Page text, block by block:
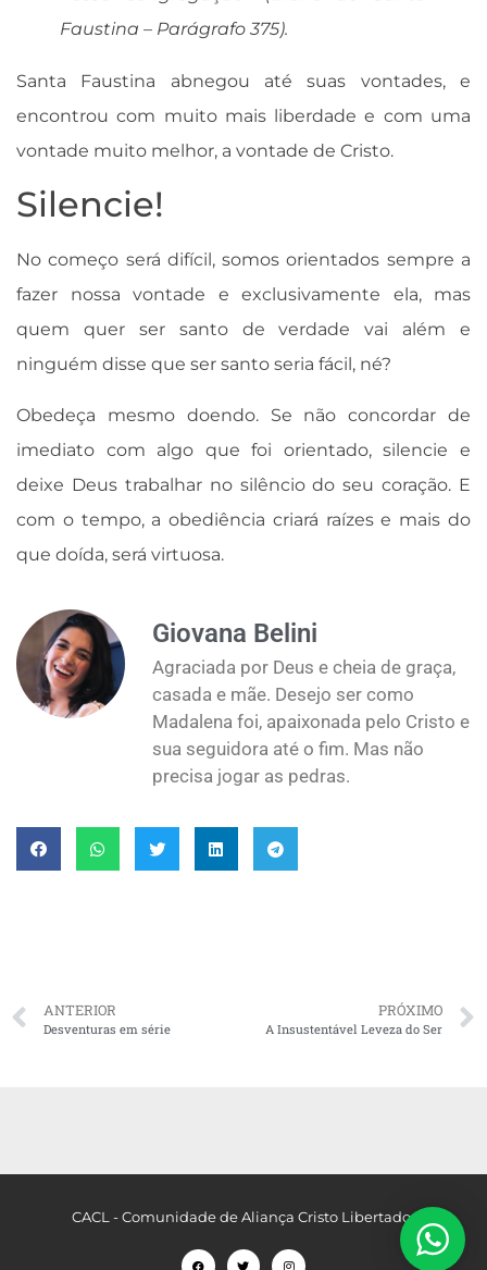
Faustina – Parágrafo 375).
Santa Faustina abnegou até suas vontades, e
encontrou com muito mais liberdade e com uma
vontade muito melhor, a vontade de Cristo.
Silencie!
No começo será difícil, somos orientados sempre a
fazer nossa vontade e exclusivamente ela, mas
quem quer ser santo de verdade vai além e
ninguém disse que ser santo seria fácil, né?
Obedeça mesmo doendo. Se não concordar de
imediato com algo que foi orientado, silencie e
deixe Deus trabalhar no silêncio do seu coração. E
com o tempo, a obediência criará raízes e mais do
que doída, será virtuosa.
Giovana Belini
Agraciada por Deus e cheia de graça,
casada e mãe. Desejo ser como
Madalena foi, apaixonada pelo Cristo e
sua seguidora até o fim. Mas não
precisa jogar as pedras.
ANTERIOR
Desventuras em série
PRÓXIMO
A Insustentável Leveza do Ser
CACL - Comunidade de Aliança Cristo Libertador